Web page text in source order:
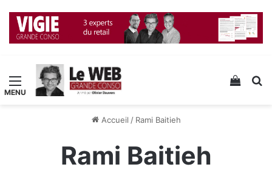
Menu Voir
Accueil / Rami Baitieh
Rami Baitieh